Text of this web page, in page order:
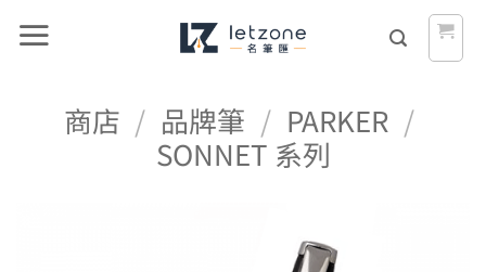
商店 / 品牌筆 / PARKER /
SONNET 系列